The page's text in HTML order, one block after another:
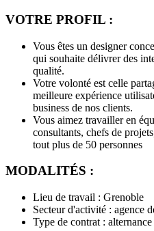
VOTRE PROFIL :
Vous êtes un designer
qui souhaite délivrer des
qualité.
Votre volonté est celle
meilleure expérience
business de nos clients.
Vous aimez travailler en
consultants, chefs de
tout plus de 50 personnes
MODALITÉS :
Lieu de travail : Grenoble
Secteur d'activité : agence
Type de contrat : alternance